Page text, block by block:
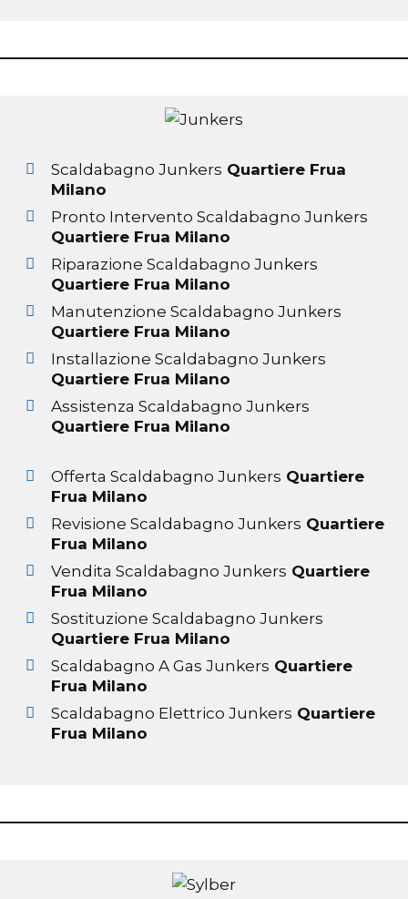
Scaldabagno Junkers Quartiere Frua
Milano
Pronto Intervento Scaldabagno Junkers
Quartiere Frua Milano
Riparazione Scaldabagno Junkers
Quartiere Frua Milano
Manutenzione Scaldabagno Junkers
Quartiere Frua Milano
Installazione Scaldabagno Junkers
Quartiere Frua Milano
Assistenza Scaldabagno Junkers
Quartiere Frua Milano
Offerta Scaldabagno Junkers Quartiere
Frua Milano
Revisione Scaldabagno Junkers Quartiere
Frua Milano
Vendita Scaldabagno Junkers Quartiere
Frua Milano
Sostituzione Scaldabagno Junkers
Quartiere Frua Milano
Scaldabagno A Gas Junkers Quartiere
Frua Milano
Scaldabagno Elettrico Junkers Quartiere
Frua Milano